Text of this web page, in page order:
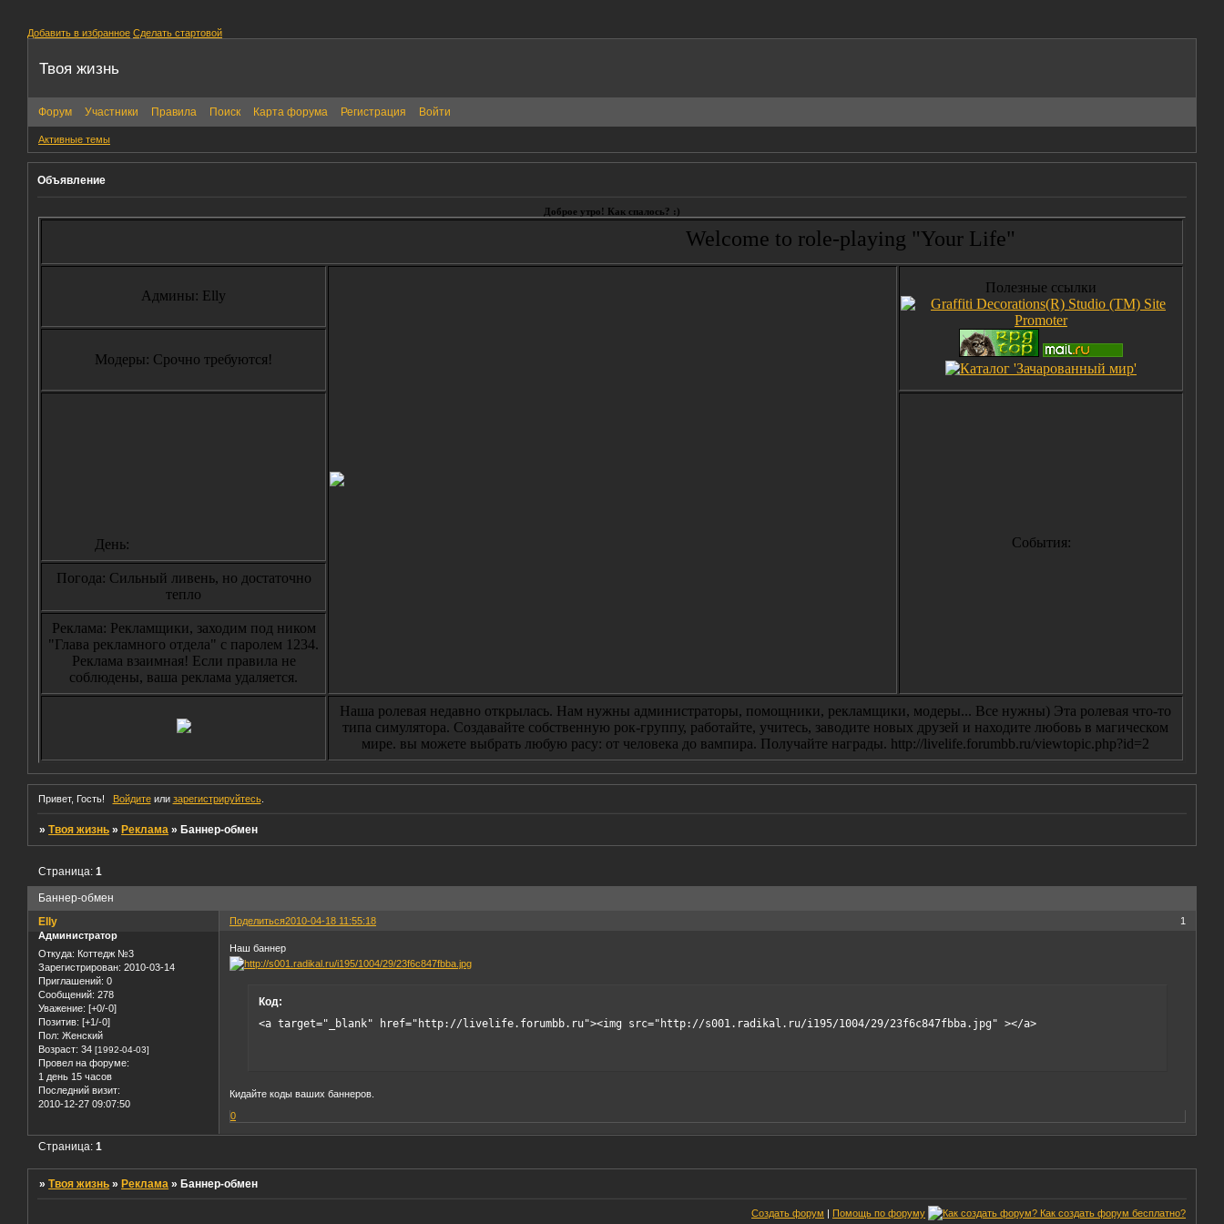
Добавить в избранное Сделать стартовой
Твоя жизнь
Форум Участники Правила Поиск Карта форума Регистрация Войти
Активные темы
Объявление
Доброе утро! Как спалось? :)
Welcome to role-playing "Your Life"
Админы: Elly
Полезные ссылки
Модеры: Срочно требуются!
День: События:
Погода: Сильный ливень, но достаточно
тепло
Реклама: Рекламщики, заходим под ником
"Глава рекламного отдела" с паролем 1234.
Реклама взаимная! Если правила не
соблюдены, ваша реклама удаляется.
Наша ролевая недавно открылась. Нам нужны администраторы, помощники, рекламщики, модеры... Все нужны) Эта ролевая что-то
типа симулятора. Создавайте собственную рок-группу, работайте, учитесь, заводите новых друзей и находите любовь в магическом
мире. вы можете выбрать любую расу: от человека до вампира. Получайте награды. http://livelife.forumbb.ru/viewtopic.php?id=2
Привет, Гость! Войдитеили зарегистрируйтесь.
»Твоя жизнь » Реклама » Баннер-обмен
Баннер-обмен
Страница:1
Поделиться 1
2010-04-18 11:55:18
Elly
Администратор
Откуда: Коттедж №3
Зарегистрирован: 2010-03-14
Приглашений: 0
Сообщений: 278
Уважение: [+0/-0]
Позитив: [+1/-0]
Пол: Женский
Возраст: 34 [1992-04-03]
Провел на форуме:
1 день 15 часов
Последний визит:
2010-12-27 09:07:50
Наш баннер
Код:
<a target="_blank" href="http://livelife.forumbb.ru"><img src="http://s001.radikal.ru/i195/1004/29/23f6c847fbba.jpg" ></a>
Кидайте коды ваших баннеров.
0
Страница:1
»Твоя жизнь » Реклама » Баннер-обмен
Создать форум | Помощь по форуму